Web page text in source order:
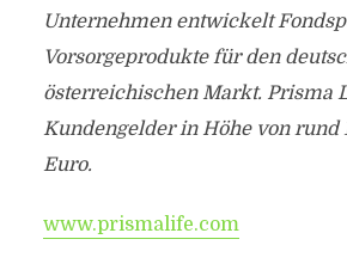
Unternehmen entwickelt
Vorsorgeprodukte für den
österreichischen Markt. Prisma
Kundengelder in Höhe von rund
Euro.
www.prismalife.com